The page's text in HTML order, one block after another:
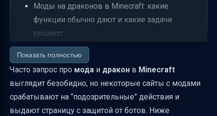
Моды на драконов в Minecraft: какие
функции обычно дают и какие задачи
решают
Совместимость и версии: на что смотреть
перед установкой
Как установить моды на драконов
правильно (короткая инструкция)
Что делать, если после установки мод “не
Показать полностью
Часто запрос про мода и дракон в Minecraft
выглядит безобидно, но некоторые сайты с модами
срабатывают на “подозрительные” действия и
выдают страницу с защитой от ботов. Ниже